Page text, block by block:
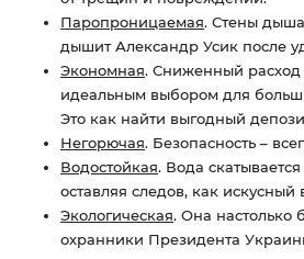
Паропроницаемая. Стены
дышит Александр Усик после
Экономная. Сниженный
идеальным выбором для
Это как найти выгодный
Негорючая. Безопасность –
Водостойкая. Вода
оставляя следов, как искусный
Экологическая. Она настолько
охранники Президента